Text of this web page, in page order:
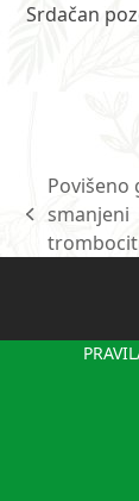
Srdačan
previous
post:
Povišeno
smanjeni